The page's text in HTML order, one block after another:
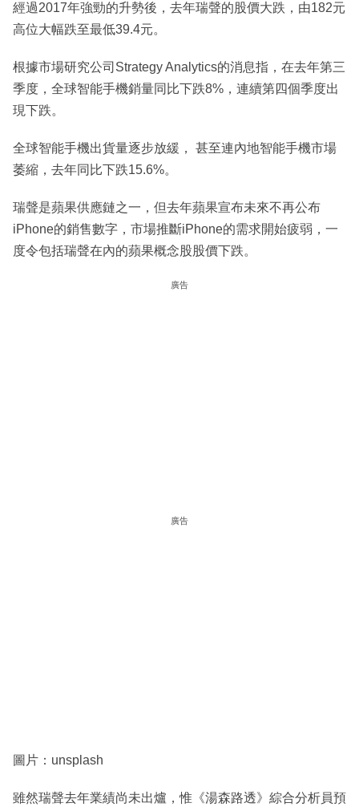
經過2017年強勁的升勢後，去年瑞聲的股價大跌，由182元
高位大幅跌至最低39.4元。
根據市場研究公司Strategy Analytics的消息指，在去年第三
季度，全球智能手機銷量同比下跌8%，連續第四個季度出
現下跌。
全球智能手機出貨量逐步放緩， 甚至連內地智能手機市場
萎縮，去年同比下跌15.6%。
瑞聲是蘋果供應鏈之一，但去年蘋果宣布未來不再公布
iPhone的銷售數字，市場推斷iPhone的需求開始疲弱，一
度令包括瑞聲在內的蘋果概念股股價下跌。
廣告
廣告
圖片：unsplash
雖然瑞聲去年業績尚未出爐，惟《湯森路透》綜合分析員預